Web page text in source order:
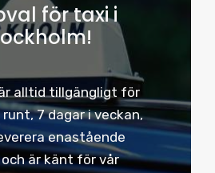
för taxi i
alltid tillgängligt för
7 dagar i veckan,
enastående
är känt för vår